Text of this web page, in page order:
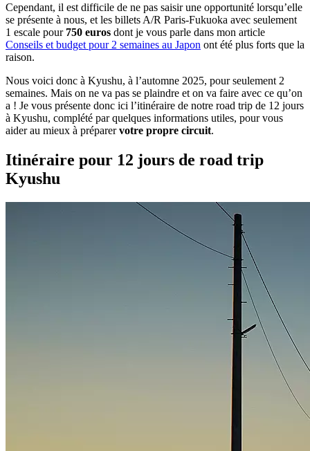
Cependant, il est difficile de ne pas saisir une opportunité lorsqu’elle
se présente à nous, et les billets A/R Paris-Fukuoka avec seulement
1 escale pour 750 euros dont je vous parle dans mon article
Conseils et budget pour 2 semaines au Japon ont été plus forts que la
raison.
Nous voici donc à Kyushu, à l’automne 2025, pour seulement 2
semaines. Mais on ne va pas se plaindre et on va faire avec ce qu’on
a ! Je vous présente donc ici l’itinéraire de notre road trip de 12 jours
à Kyushu, complété par quelques informations utiles, pour vous
aider au mieux à préparervotre propre circuit.
Itinéraire pour 12 jours de road trip
Kyushu